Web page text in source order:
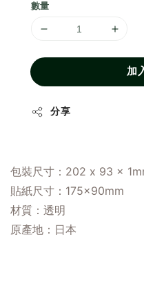
數量
加
分享
包裝尺寸：202 x 93 x
貼紙尺寸：175×90mm
材質：透明
原產地 ： 日本